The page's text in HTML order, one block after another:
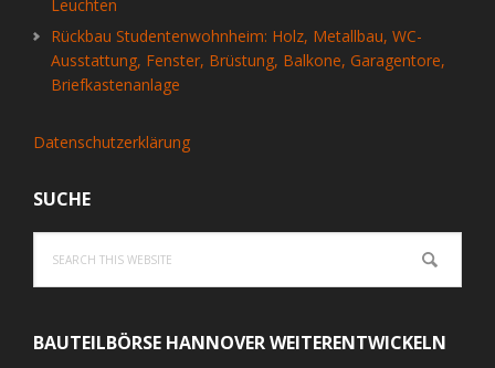
Leuchten
Rückbau Studentenwohnheim: Holz, Metallbau, WC-
Ausstattung, Fenster, Brüstung, Balkone, Garagentore,
Briefkastenanlage
Datenschutzerklärung
SUCHE
this
website
BAUTEILBÖRSE HANNOVER WEITERENTWICKELN